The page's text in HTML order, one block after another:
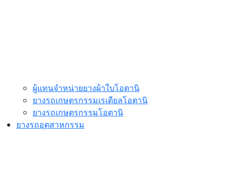
ผู้แทนจำหน่ายยางผ้าใบโอตานิ
ยางรถเกษตรกรรมเรเดียลโอตานิ
ยางรถเกษตรกรรมโอตานิ
ยางรถอุตสาหกรรม